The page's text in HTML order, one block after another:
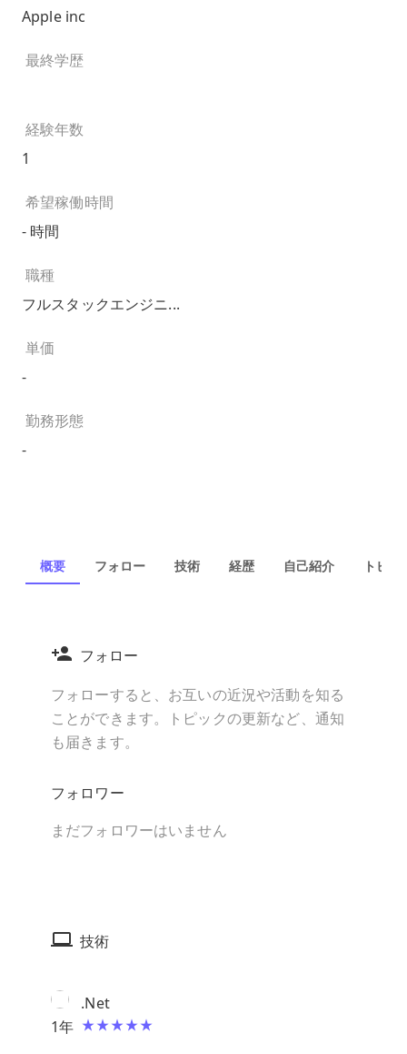
Apple inc
最終学歴
経験年数
1
希望稼働時間
- 時間
職種
フルスタックエンジニ...
単価
-
勤務形態
-
概要 フォロー 技術 経歴 自己紹介 トピッ
フォロー
フォローすると、お互いの近況や活動を知る
ことができます。トピックの更新など、通知
も届きます。
フォロワー
まだフォロワーはいません
技術
1年
.Net